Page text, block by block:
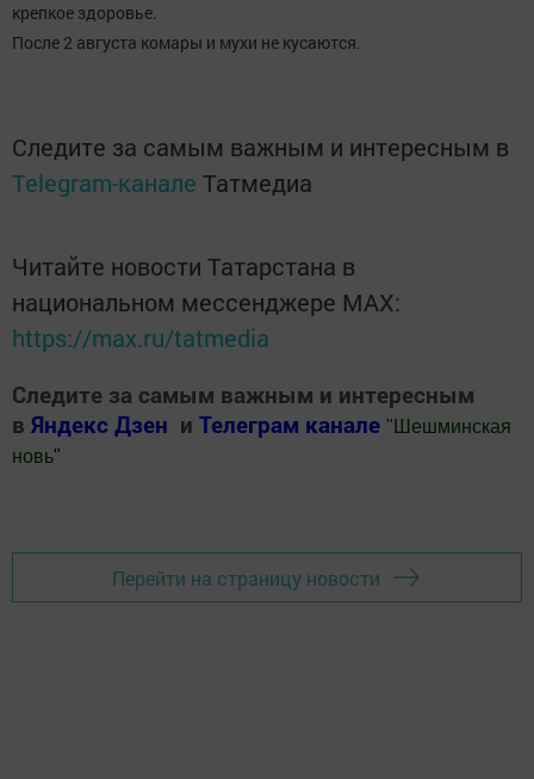
крепкое здоровье.
После 2 августа комары и мухи не кусаются.
Следите за самым важным и интересным в
Telegram-канале Татмедиа
Читайте новости Татарстана в
национальном мессенджере MАХ:
https://max.ru/tatmedia
Следите за самым важным и интересным
в Яндекс Дзен и Телеграм канале " Шешминская
новь"
Перейти на страницу новости